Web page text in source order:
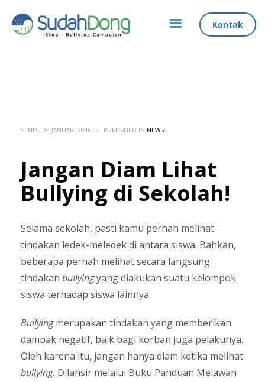
Kontak
SENIN, 04 JANUARI 2016 / PUBLISHED IN NEWS
Jangan Diam Lihat
Bullying di Sekolah!
Selama sekolah, pasti kamu pernah melihat
tindakan ledek-meledek di antara siswa. Bahkan,
beberapa pernah melihat secara langsung
tindakan bullyingyang diakukan suatu kelompok
siswa terhadap siswa lainnya.
Bullyingmerupakan tindakan yang memberikan
dampak negatif, baik bagi korban juga pelakunya.
Oleh karena itu, jangan hanya diam ketika melihat
bullying. Dilansir melalui Buku Panduan Melawan